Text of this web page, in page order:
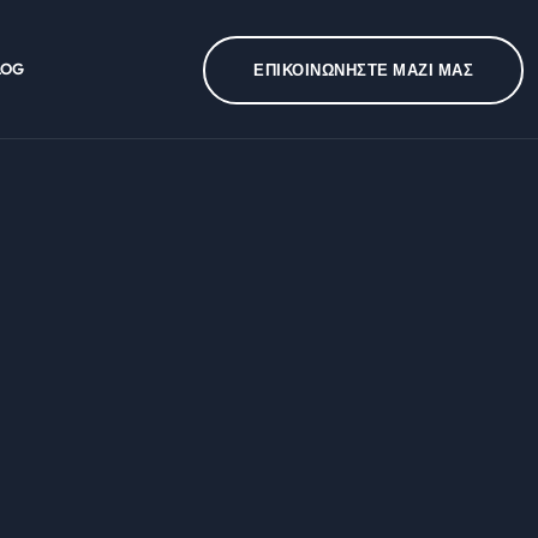
ΕΠΙΚΟΙΝΩΝΗΣΤΕ ΜΑΖΙ ΜΑΣ